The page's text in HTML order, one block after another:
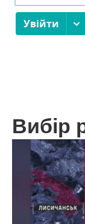
Вибір